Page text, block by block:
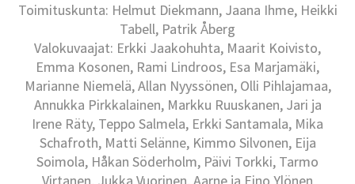
Toimituskunta: Helmut Diekmann, Jaana Ihme, Heikki
Tabell, Patrik Åberg
Valokuvaajat: Erkki Jaakohuhta, Maarit Koivisto,
Emma Kosonen, Rami Lindroos, Esa Marjamäki,
Marianne Niemelä, Allan Nyyssönen, Olli Pihlajamaa,
Annukka Pirkkalainen, Markku Ruuskanen, Jari ja
Irene Räty, Teppo Salmela, Erkki Santamala, Mika
Schafroth, Matti Selänne, Kimmo Silvonen, Eija
Soimola, Håkan Söderholm, Päivi Torkki, Tarmo